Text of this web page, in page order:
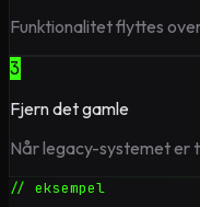
Funktionalitet flyttes
3
Fjern det gamle
Når legacy-systemet er
// eksempel